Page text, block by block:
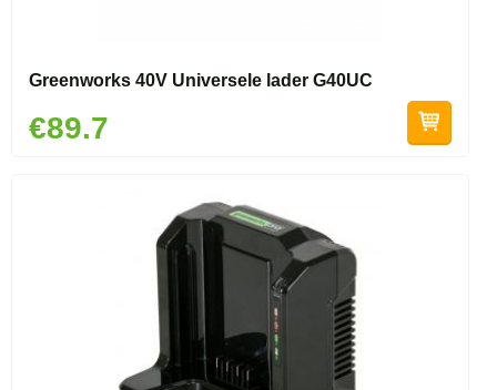
Greenworks 40V Universele lader G40UC
€89.7